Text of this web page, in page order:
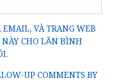
VÀ TRANG WEB
NÀY CHO LẦN BÌNH
UP COMMENTS BY